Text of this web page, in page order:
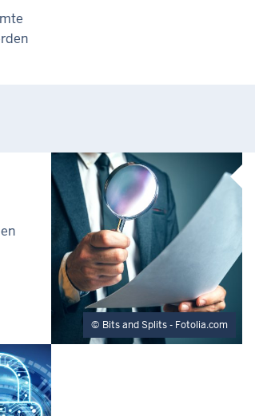
Bits and Splits - Fotolia.com